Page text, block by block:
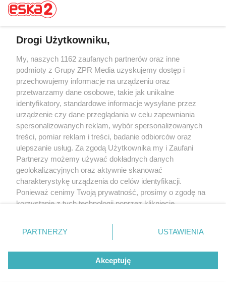
Drogi Użytkowniku,
My, naszych 1162 zaufanych partnerów oraz inne
podmioty z Grupy ZPR Media uzyskujemy dostęp i
przechowujemy informacje na urządzeniu oraz
przetwarzamy dane osobowe, takie jak unikalne
identyfikatory, standardowe informacje wysyłane przez
urządzenie czy dane przeglądania w celu zapewniania
spersonalizowanych reklam, wybór spersonalizowanych
treści, pomiar reklam i treści, badanie odbiorców oraz
ulepszanie usług. Za zgodą Użytkownika my i Zaufani
Partnerzy możemy używać dokładnych danych
geolokalizacyjnych oraz aktywnie skanować
charakterystykę urządzenia do celów identyfikacji.
Ponieważ cenimy Twoją prywatność, prosimy o zgodę na
korzystanie z tych technologii poprzez kliknięcie
zmienić/wycofać klikając przycisk ustawień prywatności
znajdujący się w lewym dolnym rogu strony
rodzaje przetwarzania danych nie wymagają zgody
użytkownika, ale masz prawo sprzeciwić się takiemu
przetwarzaniu. Preferencje będą miały zastosowanie tylko
PARTNERZY USTAWIENIA
Akceptuję